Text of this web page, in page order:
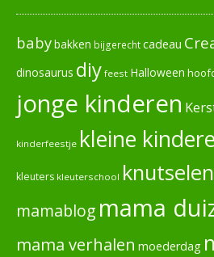
babybakken bijgerechtcadeau
dinosaurus diy feest Halloween
jonge kinderen
kinderfeestje kleine
kleuters kleuterschool knutselen
mamablog mama
mama verhalen moederdag